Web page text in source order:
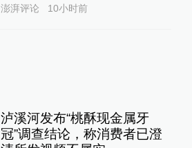
澎湃评论 10小时前
泸溪河发布“桃酥现金属牙
冠”调查结论，称消费者已澄